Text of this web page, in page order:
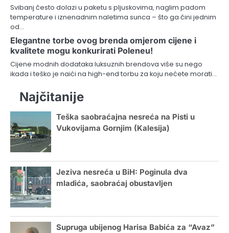
Svibanj često dolazi u paketu s pljuskovima, naglim padom
temperature i iznenadnim naletima sunca – što ga čini jednim
od…
Elegantne torbe ovog brenda omjerom cijene i
kvalitete mogu konkurirati Poleneu!
Cijene modnih dodataka luksuznih brendova više su nego
ikada i teško je naići na high-end torbu za koju nećete morati…
Najčitanije
Teška saobraćajna nesreća na Pisti u
Vukovijama Gornjim (Kalesija)
Jeziva nesreća u BiH: Poginula dva
mladića, saobraćaj obustavljen
Supruga ubijenog Harisa Babića za “Avaz”